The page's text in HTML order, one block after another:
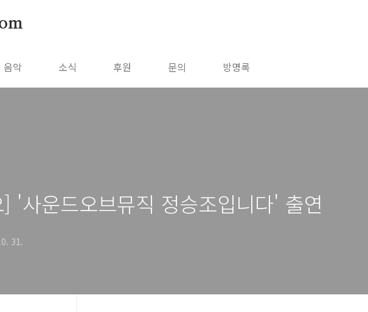
음악 소식 후원 문의 방명록
'사운드오브뮤직 정승조입니다' 출연
31.